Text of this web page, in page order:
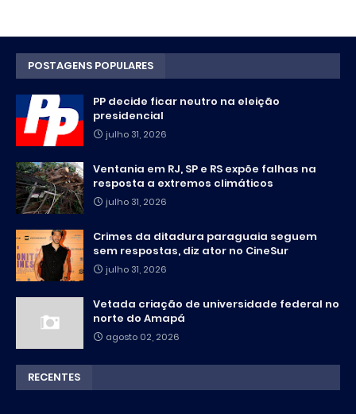
POSTAGENS POPULARES
PP decide ficar neutro na eleição
presidencial
julho 31, 2026
Ventania em RJ, SP e RS expõe falhas na
resposta a extremos climáticos
julho 31, 2026
Crimes da ditadura paraguaia seguem
sem respostas, diz ator no CineSur
julho 31, 2026
Vetada criação de universidade federal no
norte do Amapá
agosto 02, 2026
RECENTES